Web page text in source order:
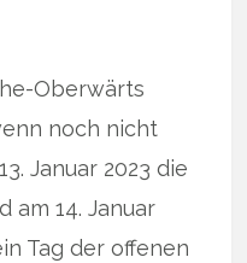
Oberwärts
noch nicht
Januar 2023 die
am 14. Januar
Tag der offenen